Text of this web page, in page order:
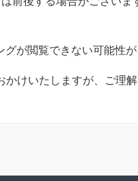
が閲覧できない可能性が
けいたしますが、ご理